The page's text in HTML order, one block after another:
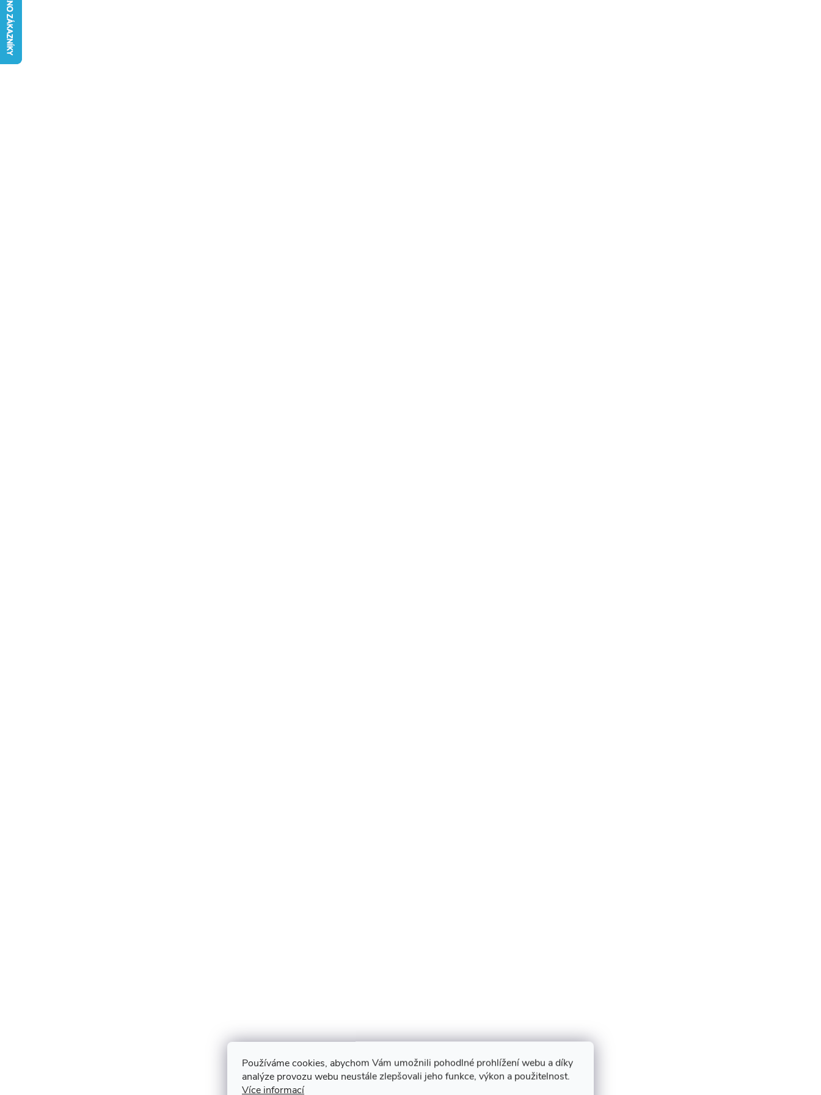
Používáme cookies, abychom Vám umožnili pohodlné prohlížení webu a díky
analýze provozu webu neustále zlepšovali jeho funkce, výkon a použitelnost.
Více informací